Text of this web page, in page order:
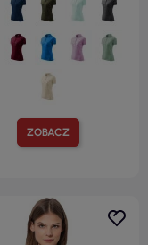
ZOBACZ